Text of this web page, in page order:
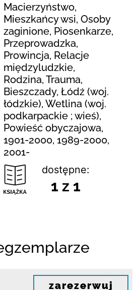
Macierzyństwo,
Mieszkańcy wsi, Osoby
zaginione, Piosenkarze,
Przeprowadzka,
Prowincja, Relacje
międzyludzkie,
Rodzina, Trauma,
Bieszczady, Łódź (woj.
łódzkie), Wetlina (woj.
podkarpackie ; wieś),
Powieść obyczajowa,
1901-2000, 1989-2000,
2001-
dostępne:
1 z 1
zarezerwuj